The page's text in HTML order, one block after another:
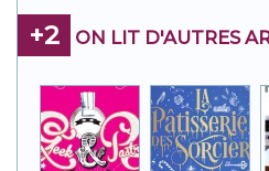
+2 ON LIT D'AUTRES